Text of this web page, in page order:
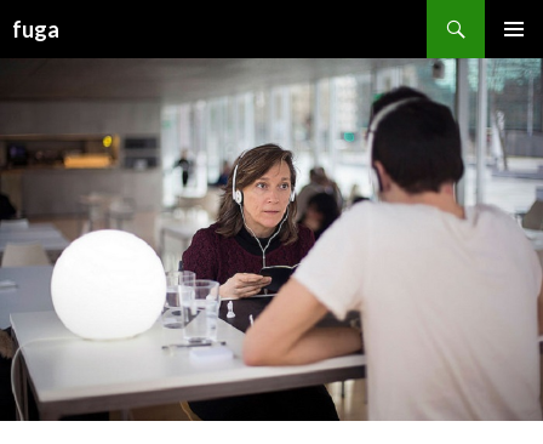
fuga